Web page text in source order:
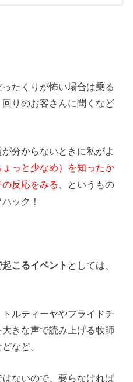
たくりが怖い場合は乗る
りのお客さんに聞くなど
分からないときに私がよ
っと少なめ）を知ったか
反応をみる
、というもの
ック！
こるイベント としては、
ルティーヤやフライドチ
きな声で読み上げる牧師
など。
ないので、要らなければ